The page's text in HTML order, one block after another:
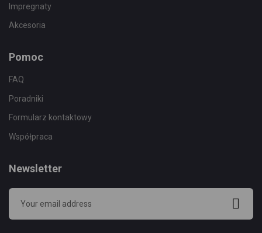
Impregnaty
Akcesoria
Pomoc
FAQ
Poradniki
Formularz kontaktowy
Współpraca
Newsletter